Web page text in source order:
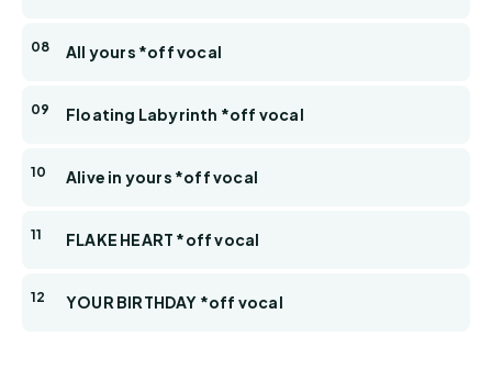
All yours *off vocal
Floating Labyrinth *off vocal
Alive in yours *off vocal
FLAKE HEART *off vocal
YOUR BIRTHDAY *off vocal